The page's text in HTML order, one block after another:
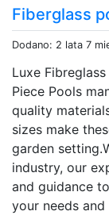
Fiberglass
Dodano: 2 lata 7
Luxe
Piece Pools
quality
sizes make
garden
industry, our
and guidance
your needs